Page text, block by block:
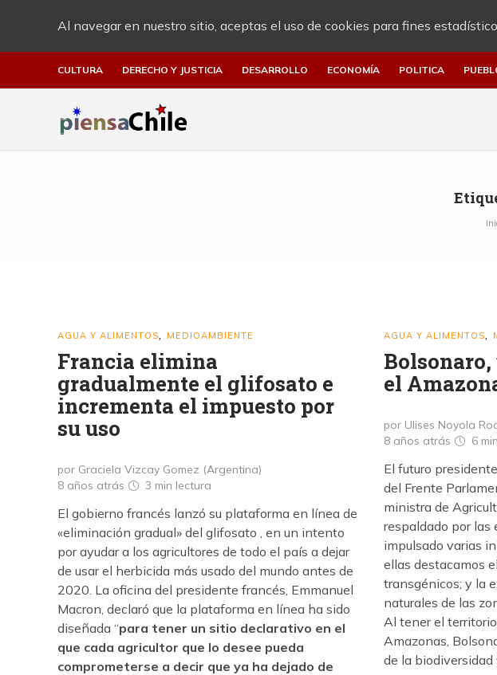
Al navegar en nuestro sitio, aceptas el uso de cookies para fines
CULTURA DERECHO Y JUSTICIA DESARROLLO ECONOMÍA POLITICA
AGUA Y ALIMENTOS MEDIOAMBIENTE
Francia elimina
gradualmente el glifosato e
incrementa el impuesto por
su uso
por Graciela Vizcay Gomez (Argentina)
8 años atrás
3 min lectura
El gobierno francés lanzó su plataforma en línea de
«eliminación gradual» del glifosato , en un intento
por ayudar a los agricultores de todo el país a dejar
de usar el herbicida más usado del mundo antes de
2020. La oficina del presidente francés, Emmanuel
Macron, declaró que la plataforma en línea ha sido
diseñada “para tener un sitio declarativo en el
que cada agricultor que lo desee pueda
comprometerse a decir que ya ha dejado de
AGUA Y ALIMENTOS
el
por Ulises Noyola
8 años atrás
6 min
El futuro
del Frente
ministra de
respaldado por las
impulsado varias
ellas destacamos
transgénicos; y la
naturales de las
Al tener el
Amazonas,
de la